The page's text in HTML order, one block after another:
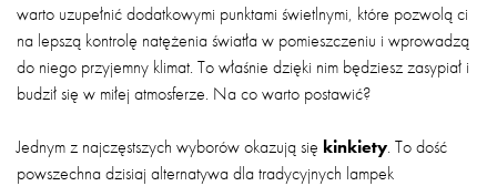
warto uzupełnić dodatkowymi punktami świetlnymi, które pozwolą ci
na lepszą kontrolę natężenia światła w pomieszczeniu i wprowadzą
do niego przyjemny klimat. To właśnie dzięki nim będziesz zasypiał i
budził się w miłej atmosferze. Na co warto postawić?
Jednym z najczęstszych wyborów okazują się kinkiety. To dość
powszechna dzisiaj alternatywa dla tradycyjnych lampek